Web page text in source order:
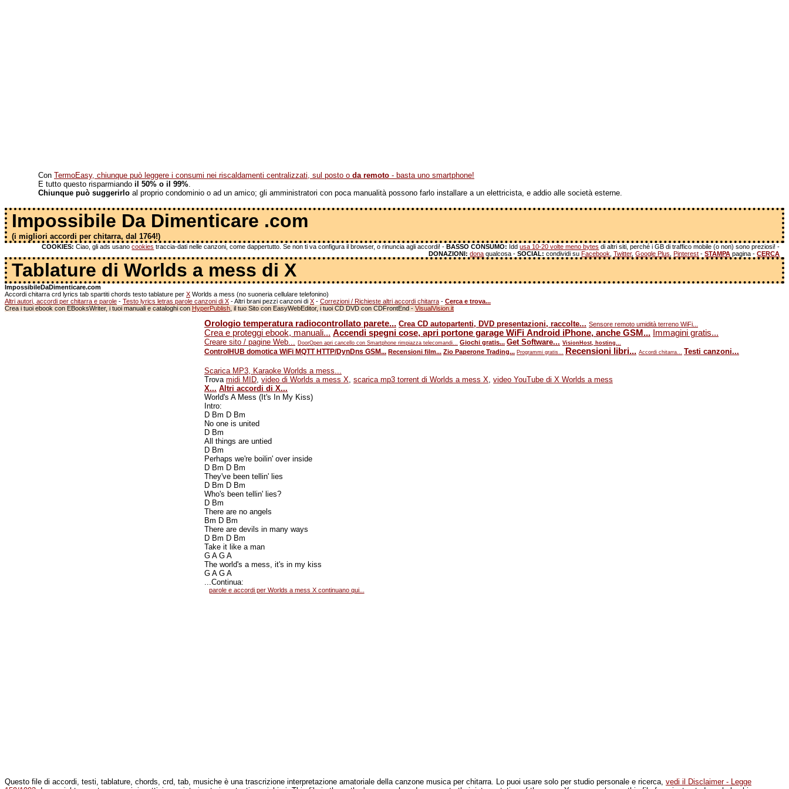
Con TermoEasy, chiunque può leggere i consumi nei riscaldamenti centralizzati, sul posto o da remoto - basta uno smartphone!
E tutto questo risparmiando il 50% o il 99%.
Chiunque può suggerirlo al proprio condominio o ad un amico; gli amministratori con poca manualità possono farlo installare a un elettricista, e addio alle società esterne.
Impossibile Da Dimenticare .com
(i migliori accordi per chitarra, dal 1764!)
COOKIES: Ciao, gli ads usanocookies traccia-dati nelle canzoni, come dappertutto. Se non ti va configura il browser, o rinuncia agli accordi! -BASSO CONSUMO: Iddusa 10-20 volte meno bytes di altri siti, perché i GB di traffico mobile (o non) sono preziosi! -
DONAZIONI: dona qualcosa -SOCIAL: condividi suFacebook ,Twitter,Google Plus ,Pinterest -STAMPA pagina -CERCA
Tablature di Worlds a mess di X
ImpossibileDaDimenticare.com
Accordi chitarra crd lyrics tab spartiti chords testo tablature per X Worlds a mess (no suoneria cellulare telefonino)
Altri autori, accordi per chitarra e parole - Testo lyrics letras parole canzoni di X - Altri brani pezzi canzoni di X - Correzioni / Richieste altri accordi chitarra - Cerca e trova...
Crea i tuoi ebook con EBooksWriter, i tuoi manuali e cataloghi con HyperPublish , il tuo Sito con EasyWebEditor, i tuoi CD DVD con CDFrontEnd - VisualVision.it
Orologio temperatura radiocontrollato parete... Crea CD autopartenti, DVD presentazioni, raccolte... Sensore remoto umidità terreno WiFi...
Crea e proteggi ebook, manuali... Accendi spegni cose, apri portone garage WiFi Android iPhone, anche GSM... Immagini gratis...
Creare sito / pagine Web... DoorOpen apri cancello con Smartphone rimpiazza telecomandi... Giochi gratis... Get Software... VisionHost, hosting...
ControlHUB domotica WiFi MQTT HTTP/DynDns GSM... Recensioni film... Zio Paperone Trading... Programmi gratis... Recensioni libri... Accordi chitarra... Testi canzoni...
Scarica MP3, Karaoke Worlds a mess...
Trova midi MID, video di Worlds a mess X, scarica mp3 torrent di Worlds a mess X, video YouTube di X Worlds a mess
X... Altri accordi di X...
World's A Mess (It's In My Kiss)
Intro:
D Bm D Bm
No one is united
D Bm
All things are untied
D Bm
Perhaps we're boilin' over inside
D Bm D Bm
They've been tellin' lies
D Bm D Bm
Who's been tellin' lies?
D Bm
There are no angels
Bm D Bm
There are devils in many ways
D Bm D Bm
Take it like a man
G A G A
The world's a mess, it's in my kiss
G A G A
...Continua:
parole e accordi per Worlds a mess X continuano qui...
Questo file di accordi, testi, tablature, chords, crd, tab, musiche è una trascrizione interpretazione amatoriale della canzone musica per chitarra. Lo puoi usare solo per studio personale e ricerca, vedi il Disclaimer - Legge